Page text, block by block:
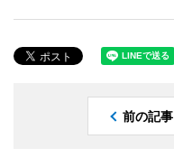
前の記事